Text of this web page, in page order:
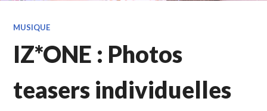
MUSIQUE
IZ*ONE : Photos
teasers individuelles